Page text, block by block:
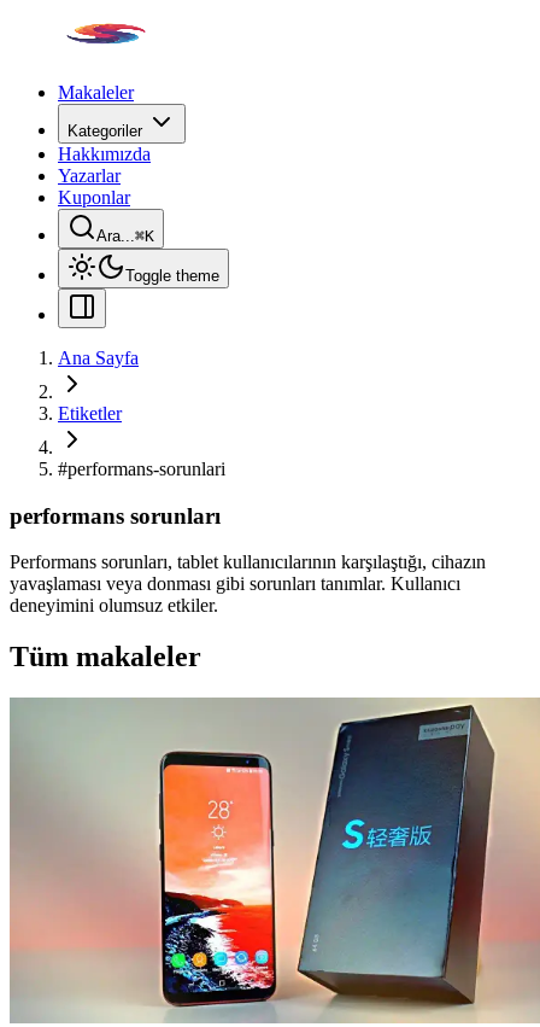
Makaleler
Kategoriler
Hakkımızda
Yazarlar
Kuponlar
Ara...⌘K
Toggle theme
Ana Sayfa
Etiketler
#performans-sorunlari
performans sorunları
Performans sorunları, tablet kullanıcılarının karşılaştığı, cihazın
yavaşlaması veya donması gibi sorunları tanımlar. Kullanıcı
deneyimini olumsuz etkiler.
Tüm makaleler